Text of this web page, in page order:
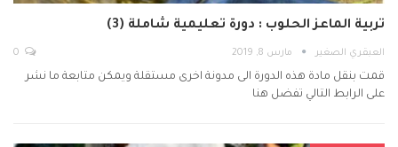
تربية الماعز الحلوب : دورة تعليمية شاملة (3)
العبقري الصغير مارس 8, 2019
قمت بنقل مادة هذه الدورة الى مدونة اخرى مستقلة ويمكن متابعة ما نشر
على الرابط التالي تفضل هنا